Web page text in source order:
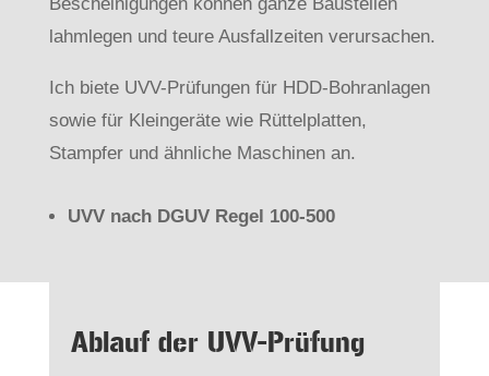
lahmlegen und teure Ausfallzeiten verursachen.
Ich biete UVV-Prüfungen für HDD-Bohranlagen
sowie für Kleingeräte wie Rüttelplatten,
Stampfer und ähnliche Maschinen an.
UVV nach DGUV Regel 100-500
Ablauf der UVV-Prüfung